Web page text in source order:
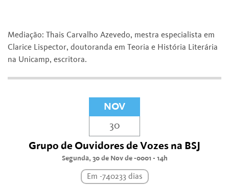
Mediação: Thais Carvalho Azevedo, mestra especialista em
Clarice Lispector, doutoranda em Teoria e História Literária
na Unicamp, escritora.
NOV
30
Grupo de Ouvidores de Vozes na BSJ
Segunda, 30 de Nov de -0001 - 14h
Em -740233 dias